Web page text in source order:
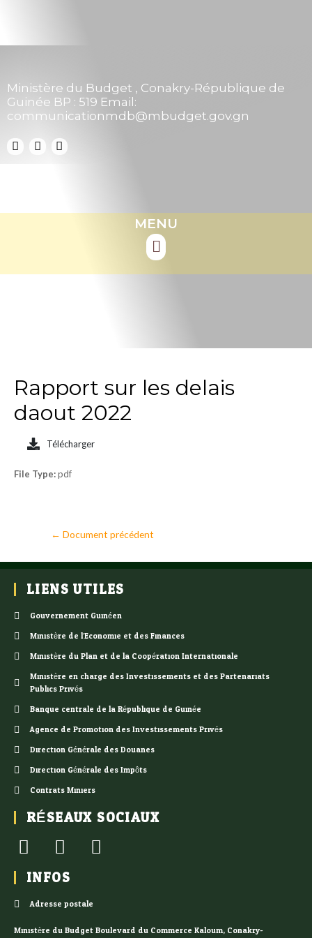
Ministère du Budget , Conakry-République de
Guinée BP : 519 Email:
communicationmdb@mbudget.gov.gn
MENU
Rapport sur les delais
daout 2022
Télécharger
File Type:pdf
← Document précédent
LIENS UTILES
Gouvernement Guinéen
Ministère de l’Economie et des Finances
Ministère du Plan et de la Coopération Internationale
Ministère en charge des Investissements et des Partenariats
Publics Privés
Banque centrale de la République de Guinée
Agence de Promotion des Investissements Privés
Direction Générale des Douanes
Direction Générale des Impôts
Contrats Miniers
RÉSEAUX SOCIAUX
INFOS
Adresse postale
Ministère du Budget Boulevard du Commerce Kaloum, Conakry-